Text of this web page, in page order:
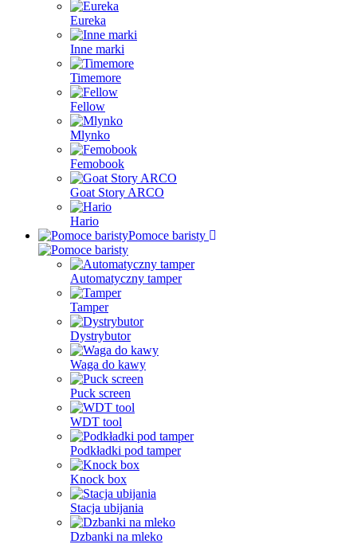
Eureka
Inne marki
Timemore
Fellow
Mlynko
Femobook
Goat Story ARCO
Hario
Pomoce baristy
Automatyczny tamper
Tamper
Dystrybutor
Waga do kawy
Puck screen
WDT tool
Podkładki pod tamper
Knock box
Stacja ubijania
Dzbanki na mleko